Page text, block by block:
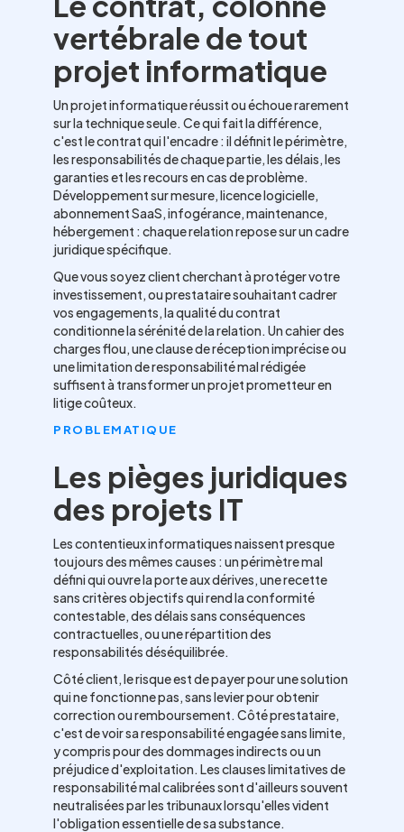
vertébrale de tout
projet informatique
Un projet informatique réussit ou échoue rarement
sur la technique seule. Ce qui fait la différence,
c'est le contrat qui l'encadre : il définit le périmètre,
les responsabilités de chaque partie, les délais, les
garanties et les recours en cas de problème.
Développement sur mesure, licence logicielle,
abonnement SaaS, infogérance, maintenance,
hébergement : chaque relation repose sur un cadre
juridique spécifique.
Que vous soyez client cherchant à protéger votre
investissement, ou prestataire souhaitant cadrer
vos engagements, la qualité du contrat
conditionne la sérénité de la relation. Un cahier des
charges flou, une clause de réception imprécise ou
une limitation de responsabilité mal rédigée
suffisent à transformer un projet prometteur en
litige coûteux.
PROBLEMATIQUE
Les pièges juridiques
des projets IT
Les contentieux informatiques naissent presque
toujours des mêmes causes : un périmètre mal
défini qui ouvre la porte aux dérives, une recette
sans critères objectifs qui rend la conformité
contestable, des délais sans conséquences
contractuelles, ou une répartition des
responsabilités déséquilibrée.
Côté client, le risque est de payer pour une solution
qui ne fonctionne pas, sans levier pour obtenir
correction ou remboursement. Côté prestataire,
c'est de voir sa responsabilité engagée sans limite,
y compris pour des dommages indirects ou un
préjudice d'exploitation. Les clauses limitatives de
responsabilité mal calibrées sont d'ailleurs souvent
neutralisées par les tribunaux lorsqu'elles vident
l'obligation essentielle de sa substance.